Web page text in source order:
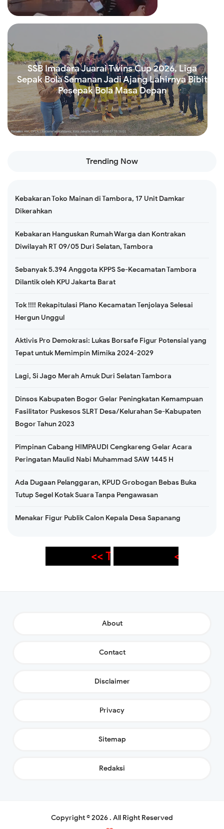
Read more
SSB Imadara Juarai Twins Cup 2026, Liga
Sepak Bola Semanan Jadi Ajang Lahirnya Bibit
Pesepak Bola Masa Depan
Read more
Trending Now
Kebakaran Toko Mainan di Tambora, 17 Unit Damkar
Dikerahkan
Kebakaran Hanguskan Rumah Warga dan Kontrakan
Diwilayah RT 09/05 Duri Selatan, Tambora
Sebanyak 5.394 Anggota KPPS Se-Kecamatan Tambora
Dilantik oleh KPU Jakarta Barat
Tok !!!! Rekapitulasi Plano Kecamatan Tenjolaya Selesai
Hergun Unggul
Aktivis Pro Demokrasi: Lukas Borsafe Figur Potensial yang
Tepat untuk Memimpin Mimika 2024-2029
Lagi, Si Jago Merah Amuk Duri Selatan Tambora
Dinsos Kabupaten Bogor Gelar Peningkatan Kemampuan
Fasilitator Puskesos SLRT Desa/Kelurahan Se-Kabupaten
Bogor Tahun 2023
Pimpinan Cabang HIMPAUDI Cengkareng Gelar Acara
Peringatan Maulid Nabi Muhammad SAW 1445 H
Ada Dugaan Pelanggaran, KPUD Grobogan Bebas Buka
Tutup Segel Kotak Suara Tanpa Pengawasan
Menakar Figur Publik Calon Kepala Desa Sapanang
THANK YOU FOR VISITING OUR
<< PENA XPOSE >>
About
Contact
Disclaimer
Privacy
Sitemap
Redaksi
Copyright ©2026 . All Right Reserved